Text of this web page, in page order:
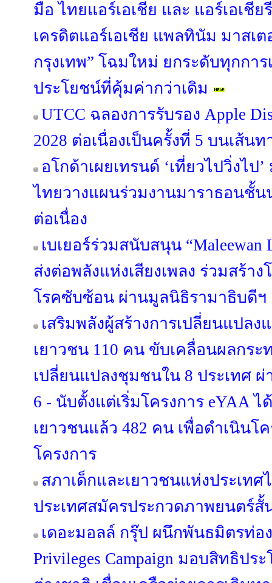
มือ ไทยแอร์เอเชีย และ แอร์เอเชีย
เครดิตแอร์เอเชีย แพลทินัม มาสเ
กรุงเทพ” โฉมใหม่ ยกระดับทุกกา
ประโยชน์ที่คุ้มค่ากว่าเดิม
UTCC ฉลองการรับรอง Apple
2028 ต่อเนื่องเป็นครั้งที่ 5 บนเส้นท
อโกด้าเผยเทรนด์ ‘เที่ยวไปวิ่งไป
ไทยวางแผนร่วมงานมาราธอนชั้น
ต่อเนื่อง
เบเยอร์ร่วมสนับสนุน “Maleewan
ส่งต่อพลังแห่งเสียงเพลง ร่วมสร้า
โรคซับซ้อน ผ่านมูลนิธิรามาธิบดีฯ
เสริมพลังผู้สร้างการเปลี่ยนแปล
เยาวชน 110 คน ขับเคลื่อนผลกร
เปลี่ยนแปลงชุมชนใน 8 ประเทศ ผ่
6 - นับตั้งแต่เริ่มโครงการ eYAA
เยาวชนแล้ว 482 คน เพื่อดำเนินโ
โครงการ
สภาเด็กและเยาวชนแห่งประเท
ประเทศสมัครประกวดภาพยนตร์สั้
เดอะมอลล์ กรุ๊ป ผนึกพันธมิตรท่อ
Privileges Campaign มอบสิทธิปร